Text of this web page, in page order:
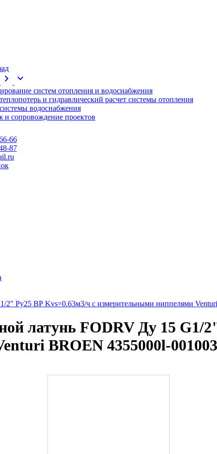
chevron_right expand_more
систем отопления и водоснабжения
и гидравлический расчет системы отопления
водоснабжения
и сопровождение проектов
66
87
2" Ру25 ВР Kvs=0.63м3/ч с измерительными ниппелями
латунь FODRV Ду 15 G1/
BROEN 4355000l-001003